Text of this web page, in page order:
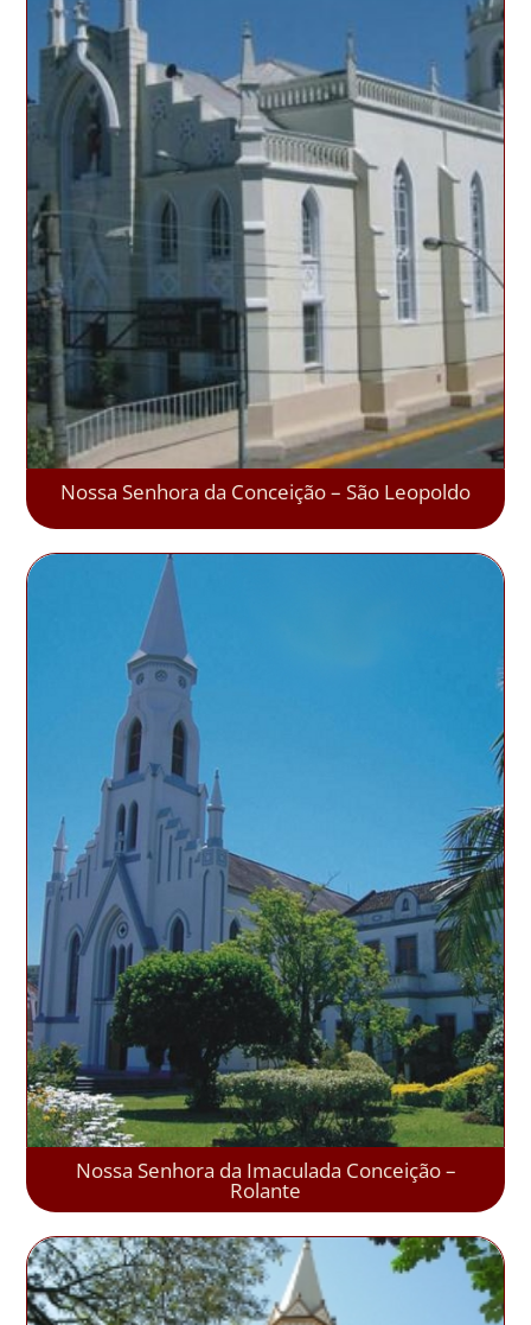
Nossa Senhora da Conceição – São Leopoldo
Nossa Senhora da Imaculada Conceição –
Rolante